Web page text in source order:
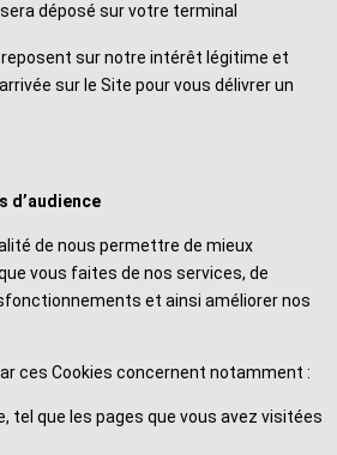
déposé sur votre terminal
sur notre intérêt légitime et
sur le Site pour vous délivrer un
d’audience
de nous permettre de mieux
vous faites de nos services, de
et ainsi améliorer nos
ces Cookies concernent notamment :
tel que les pages que vous avez visitées